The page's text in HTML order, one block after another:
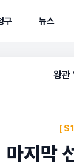
구 뉴스
왕관
마지막